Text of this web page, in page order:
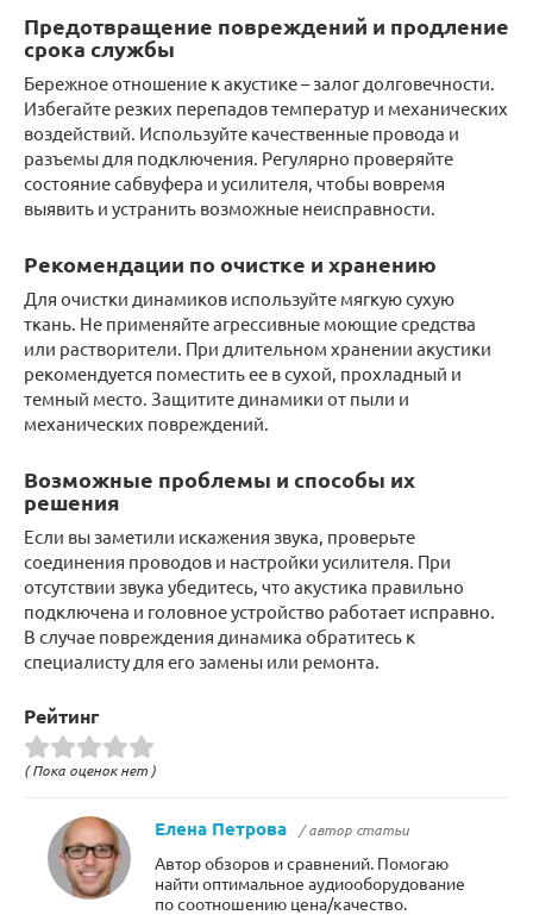
Предотвращение повреждений и продление
срока службы
Бережное отношение к акустике – залог долговечности.
Избегайте резких перепадов температур и механических
воздействий. Используйте качественные провода и
разъемы для подключения. Регулярно проверяйте
состояние сабвуфера и усилителя, чтобы вовремя
выявить и устранить возможные неисправности.
Рекомендации по очистке и хранению
Для очистки динамиков используйте мягкую сухую
ткань. Не применяйте агрессивные моющие средства
или растворители. При длительном хранении акустики
рекомендуется поместить ее в сухой, прохладный и
темный место. Защитите динамики от пыли и
механических повреждений.
Возможные проблемы и способы их
решения
Если вы заметили искажения звука, проверьте
соединения проводов и настройки усилителя. При
отсутствии звука убедитесь, что акустика правильно
подключена и головное устройство работает исправно.
В случае повреждения динамика обратитесь к
специалисту для его замены или ремонта.
Рейтинг
( Пока оценок нет )
Елена Петрова / автор статьи
Автор обзоров и сравнений. Помогаю
найти оптимальное аудиооборудование
по соотношению цена/качество.